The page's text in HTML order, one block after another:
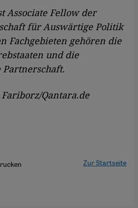
Associate Fellow der
für Auswärtige Politik
Fachgebieten gehören die
und die
Qantara.de
Zur Startseite